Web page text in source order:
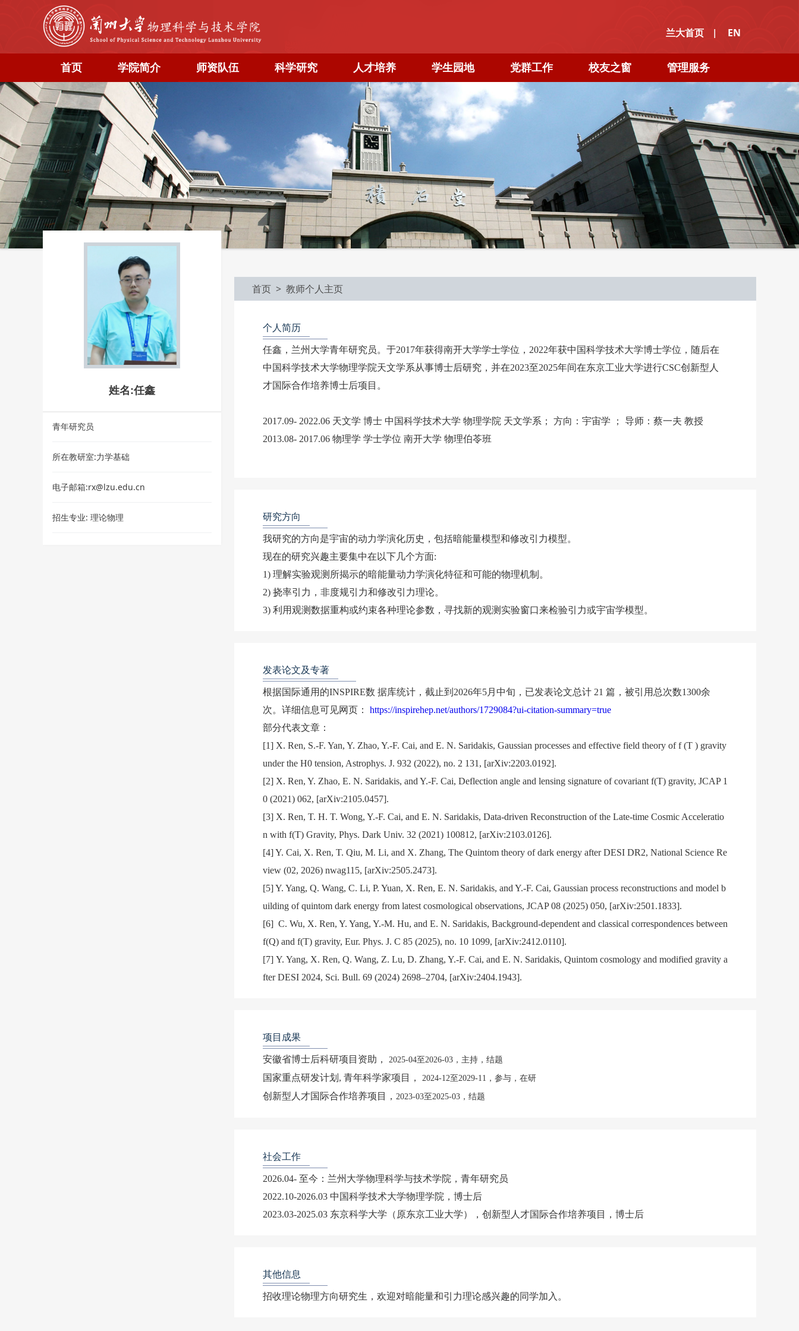
兰大首页 | EN
首页 学院简介 师资队伍 科学研究 人才培养 学生园地 党群工作 校友之窗 管理服务
姓名:任鑫
青年研究员
所在教研室:力学基础
电子邮箱:rx@lzu.edu.cn
招生专业: 理论物理
首页 > 教师个人主页
个人简历
任鑫，兰州大学青年研究员。于2017年获得南开大学学士学位，2022年获中国科学技术大学博士学位，随后在
中国科学技术大学物理学院天文学系从事博士后研究 ，并在2023至2025年间在东京工业大学进行CSC创新型人
才国际合作培养博士后项目。
2017.09- 2022.06 天文学 博士 中国科学技术大学 物理学院 天文学系； 方向：宇宙学 ； 导师：蔡一夫 教授
2013.08- 2017.06 物理学 学士学位 南开大学 物理伯苓班
研究方向
我研究的方向是宇宙的动力学演化历史，包括暗能量模型和修改引力模型。
现在的研究兴趣主要集中在以下几个方面:
1) 理解实验观测所揭示的暗能量动力学演化特征和可能的物理机制。
2) 挠率引力，非度规引力和修改引力理论。
3) 利用观测数据重构或约束各种理论参数，寻找新的观测实验窗口来检验引力或宇宙学模型。
发表论文及专著
根据国际通用的INSPIRE数 据库统计，截止到2026年5月中旬，已发表论文总计 21 篇，被引用总次数1300余
次。详细信息可见网页： https://inspirehep.net/authors/1729084?ui-citation-summary=true
部分代表文章：
[1] X. Ren, S.-F. Yan, Y. Zhao, Y.-F. Cai, and E. N. Saridakis, Gaussian processes and effective field theory of f (T ) gravity
under the H0 tension, Astrophys. J. 932 (2022), no. 2 131, [arXiv:2203.0192].
[2] X. Ren, Y. Zhao, E. N. Saridakis, and Y.-F. Cai, Deflection angle and lensing signature of covariant f(T) gravity, JCAP 1
0 (2021) 062, [arXiv:2105.0457].
[3] X. Ren, T. H. T. Wong, Y.-F. Cai, and E. N. Saridakis, Data-driven Reconstruction of the Late-time Cosmic Acceleratio
n with f(T) Gravity, Phys. Dark Univ. 32 (2021) 100812, [arXiv:2103.0126].
[4] Y. Cai, X. Ren, T. Qiu, M. Li, and X. Zhang, The Quintom theory of dark energy after DESI DR2, National Science Re
view (02, 2026) nwag115, [arXiv:2505.2473].
[5] Y. Yang, Q. Wang, C. Li, P. Yuan, X. Ren, E. N. Saridakis, and Y.-F. Cai, Gaussian process reconstructions and model b
uilding of quintom dark energy from latest cosmological observations, JCAP 08 (2025) 050, [arXiv:2501.1833].
[6] C. Wu, X. Ren, Y. Yang, Y.-M. Hu, and E. N. Saridakis, Background-dependent and classical correspondences between
f(Q) and f(T) gravity, Eur. Phys. J. C 85 (2025), no. 10 1099, [arXiv:2412.0110].
[7] Y. Yang, X. Ren, Q. Wang, Z. Lu, D. Zhang, Y.-F. Cai, and E. N. Saridakis, Quintom cosmology and modified gravity a
fter DESI 2024, Sci. Bull. 69 (2024) 2698–2704, [arXiv:2404.1943].
项目成果
安徽省博士后科研项目资助， 2025-04至2026-03，主持，结题
国家重点研发计划, 青年科学家项目， 2024-12至2029-11，参与，在研
创新型人才国际合作培养项目， 2023-03至2025-03，结题
社会工作
2026.04- 至今：兰州大学物理科学与技术学院，青年研究员
2022.10-2026.03 中国科学技术大学物理学院，博士后
2023.03-2025.03 东京科学大学（原东京工业大学），创新型人才国际合作培养项目，博士后
其他信息
招收理论物理方向研究生，欢迎对暗能量和引力理论感兴趣的同学加入。